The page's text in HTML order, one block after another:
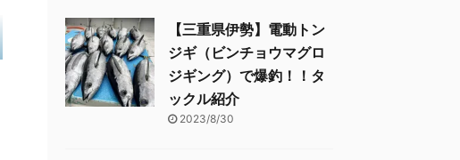
【三重県伊勢】電動トン
ジギ（ビンチョウマグロ
ジギング）で爆釣！！タ
ックル紹介
2023/8/30